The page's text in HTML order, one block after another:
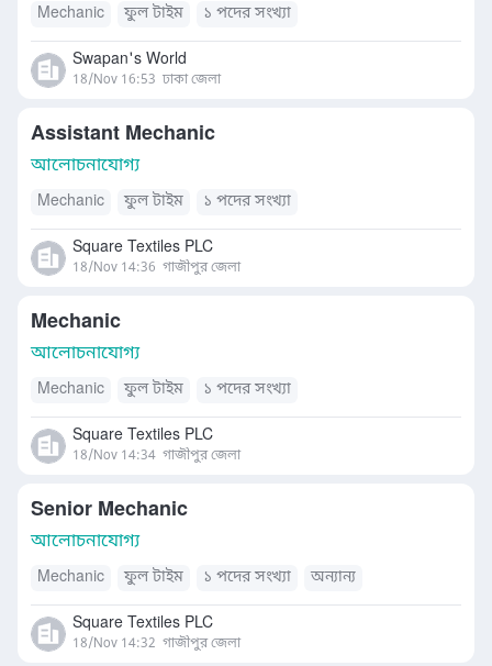
Mechanic ফুল টাইম ১ পদের সংখ্যা
Swapan's World
18/Nov 16:53 ঢাকা জেলা
Assistant Mechanic
আলোচনাযোগ্য
Mechanic ফুল টাইম ১ পদের সংখ্যা
Square Textiles PLC
18/Nov 14:36 গাজীপুর জেলা
Mechanic
আলোচনাযোগ্য
Mechanic ফুল টাইম ১ পদের সংখ্যা
Square Textiles PLC
18/Nov 14:34 গাজীপুর জেলা
Senior Mechanic
আলোচনাযোগ্য
Mechanic ফুল টাইম ১ পদের সংখ্যা অন্যান্য
Square Textiles PLC
18/Nov 14:32 গাজীপুর জেলা